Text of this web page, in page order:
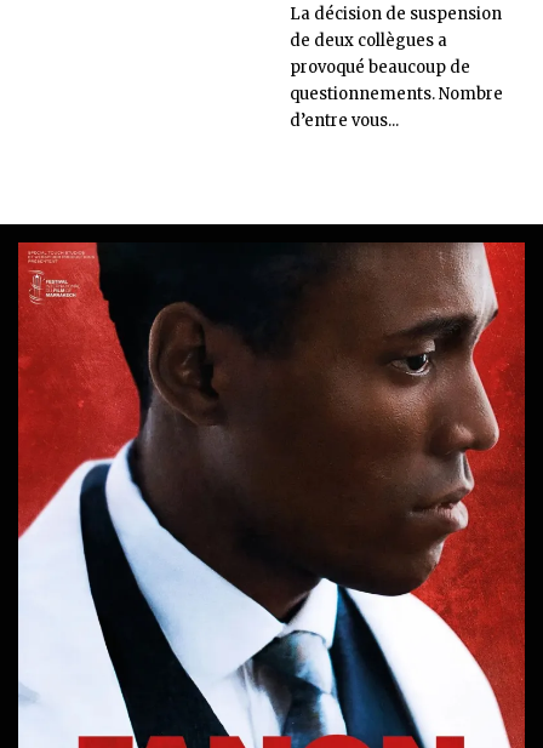
La décision de suspension
de deux collègues a
provoqué beaucoup de
questionnements. Nombre
d’entre vous...